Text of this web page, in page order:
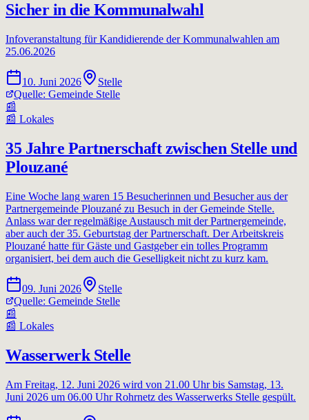
Sicher in die Kommunalwahl
Infoveranstaltung für Kandidierende der Kommunalwahlen am
25.06.2026
10. Juni 2026
Stelle
Quelle: Gemeinde Stelle
📰
📰 Lokales
35 Jahre Partnerschaft zwischen Stelle und
Plouzané
Eine Woche lang waren 15 Besucherinnen und Besucher aus der
Partnergemeinde Plouzané zu Besuch in der Gemeinde Stelle.
Anlass war der regelmäßige Austausch mit der Partnergemeinde,
aber auch der 35. Geburtstag der Partnerschaft. Der Arbeitskreis
Plouzané hatte für Gäste und Gastgeber ein tolles Programm
organisiert, bei dem auch die Geselligkeit nicht zu kurz kam.
09. Juni 2026
Stelle
Quelle: Gemeinde Stelle
📰
📰 Lokales
Wasserwerk Stelle
Am Freitag, 12. Juni 2026 wird von 21.00 Uhr bis Samstag, 13.
Juni 2026 um 06.00 Uhr Rohrnetz des Wasserwerks Stelle gespült.